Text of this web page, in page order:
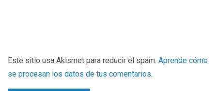
Este sitio usa Akismet para reducir el spam. Aprende cómo
se procesan los datos de tus comentarios.